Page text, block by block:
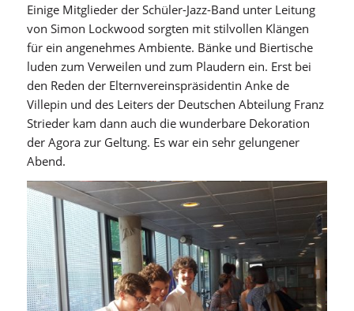
Einige Mitglieder der Schüler-Jazz-Band unter Leitung
von Simon Lockwood sorgten mit stilvollen Klängen
für ein angenehmes Ambiente. Bänke und Biertische
luden zum Verweilen und zum Plaudern ein. Erst bei
den Reden der Elternvereinspräsidentin Anke de
Villepin und des Leiters der Deutschen Abteilung Franz
Strieder kam dann auch die wunderbare Dekoration
der Agora zur Geltung. Es war ein sehr gelungener
Abend.